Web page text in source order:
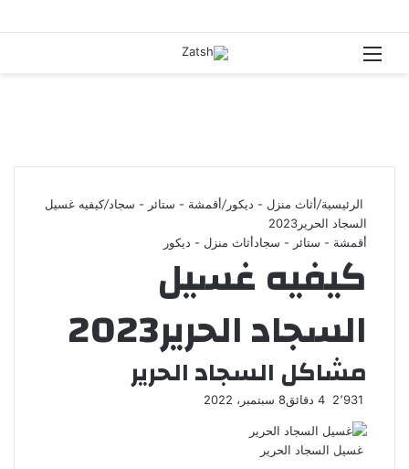
الرئيسية/أثاث منزل - ديكور/أقمشة - ستائر - سجاد/كيفيه غسيل
السجاد الحرير2023
أقمشة - ستائر - سجاد أثاث منزل - ديكور
كيفيه غسيل
السجاد الحرير2023
مشاكل السجاد الحرير
8 سبتمبر، 2022
غسيل السجاد الحرير